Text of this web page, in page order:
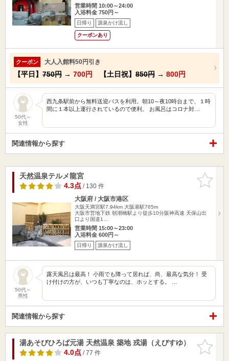
営業時間 10:00～24:00
入浴料金 750円～
日帰り 源泉かけ流し
クーポンあり
クーポン 大人入館料50円引き
【平日】 750円 → 700円 【土日祝】 850円 → 800円
50代～
女性
西九条駅前から無料送迎バスを利用。朝10～夜10時台まで、１時
間に１本以上運行されているので便利。 お風呂はコロナ対…
関連情報から探す
お気に入
りに追加
天然温泉テルメ龍宮
4.3点/ 130 件
大阪府 / 大阪市港区
大阪天満宮駅7.94km 大阪港駅765m
大阪市営地下鉄 朝潮橋駅より徒歩10分阪神高速 天保山出
口より国道1…
営業時間 15:00～23:00
入浴料金 600円～
日帰り 源泉かけ流し
50代～
男性
露天風呂は最高！ 小雨でも降って居れば、尚、最高な気分！ 受
け付けの方が、いつも丁寧なのは、ホッとする。 …
関連情報から探す
お気に入
りに追加
湯あそびひろば元湯 天然温泉 築地 戎湯（えびすゆ）
4.0点/ 77 件